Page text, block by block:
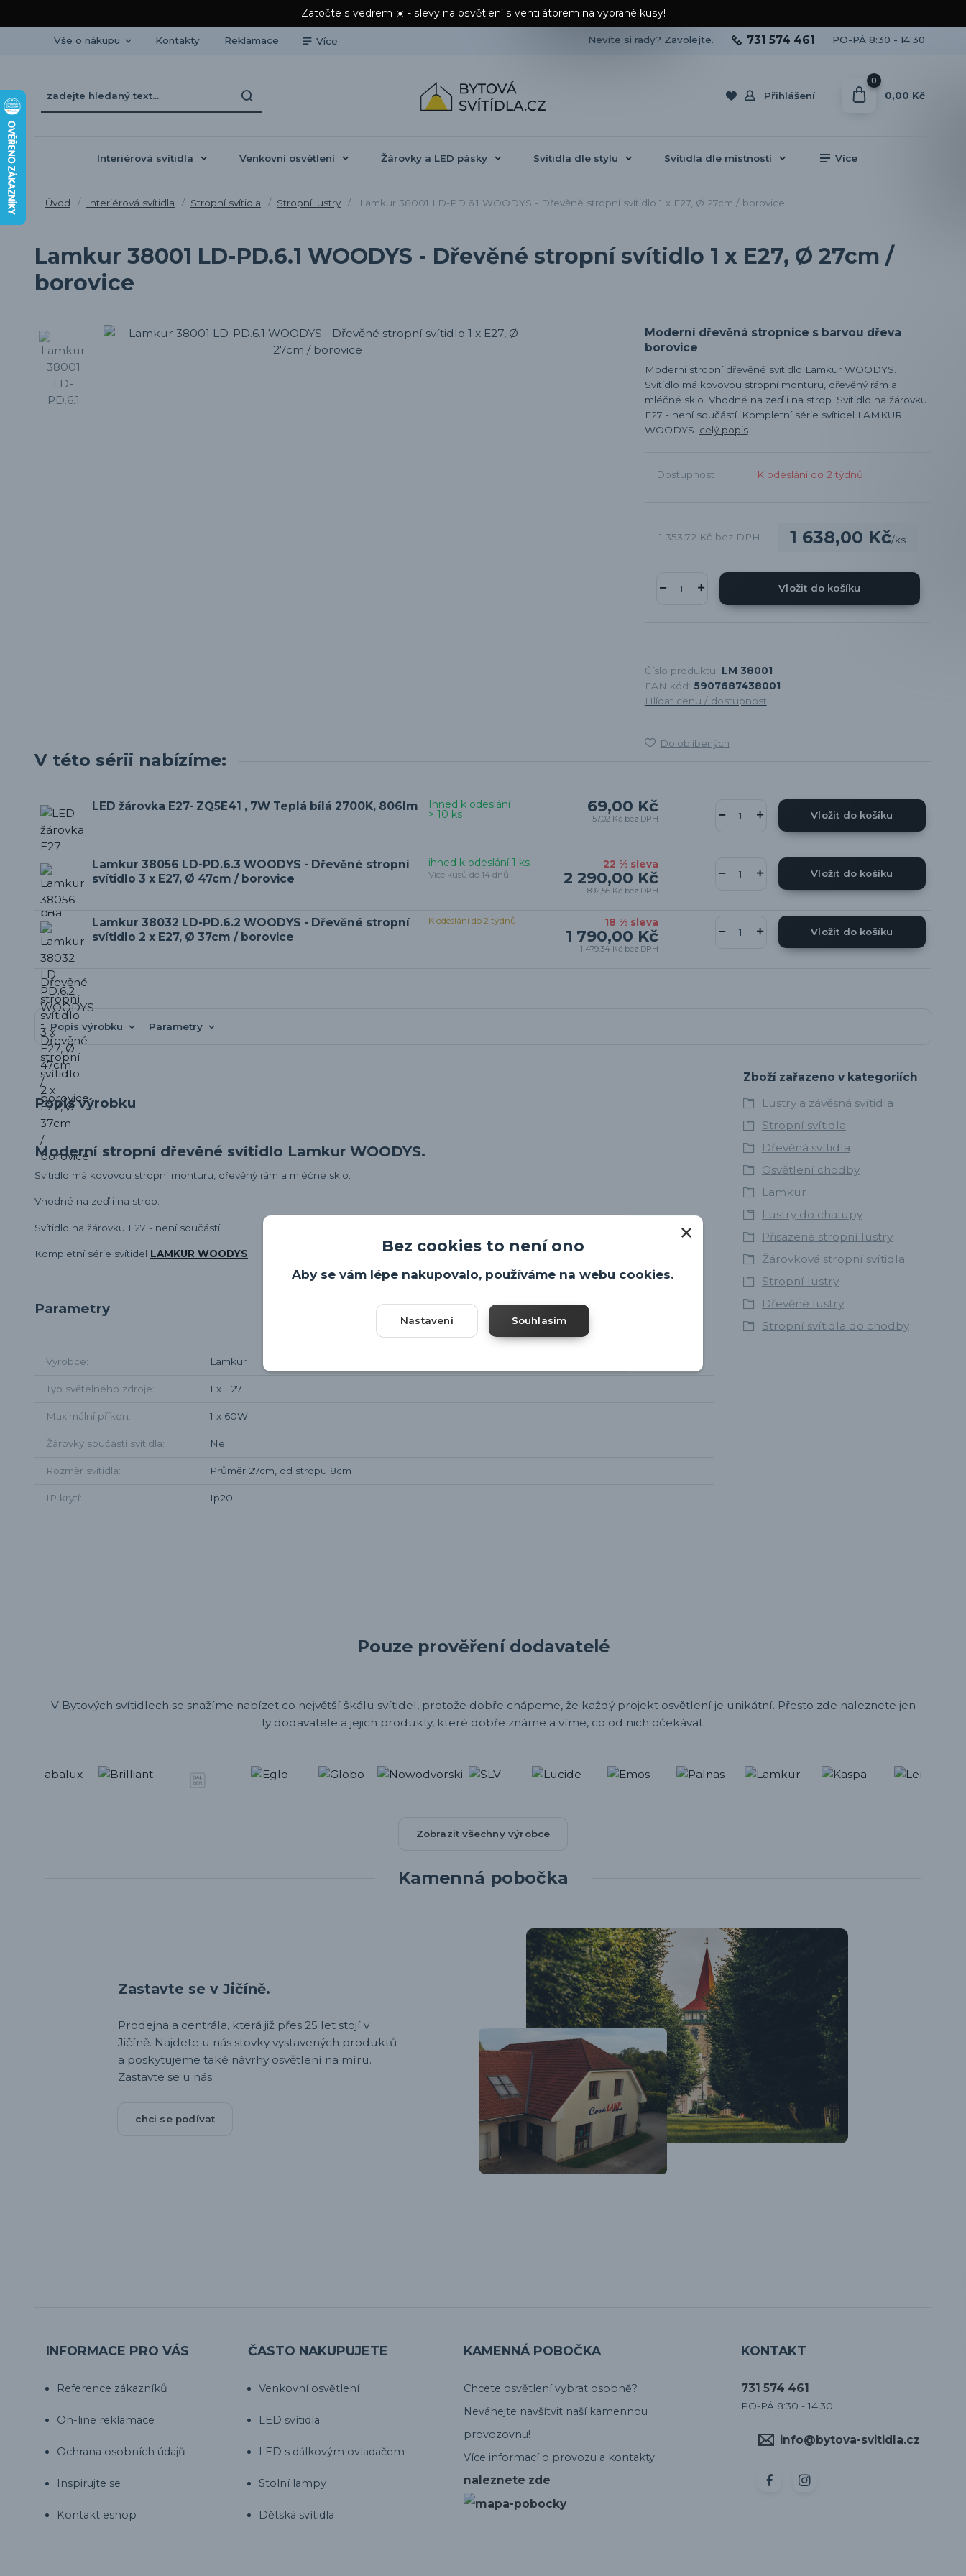
Zatočte s vedrem ☀️ - slevy na osvětlení s ventilátorem na vybrané kusy!
Vše o nákupu Kontakty Reklamace Více
Přihlášení
Nevíte si rady? Zavolejte. 731 574 461 PO-PÁ 8:30 - 14:30
0
0,00 Kč
Interiérová svítidla Venkovní osvětlení Žárovky a LED pásky Svítidla dle stylu Svítidla dle místností Více
Úvod Interiérová svítidla Stropní svítidla Stropní lustry Lamkur 38001 LD-PD.6.1 WOODYS - Dřevěné stropní svítidlo 1 x E27, Ø 27cm / borovice
Lamkur 38001 LD-PD.6.1 WOODYS - Dřevěné stropní svítidlo 1 x E27, Ø 27cm /
borovice
Moderní dřevěná stropnice s barvou dřeva
borovice
Moderní stropní dřevěné svítidlo Lamkur WOODYS.
Svítidlo má kovovou stropní monturu, dřevěný rám a
mléčné sklo. Vhodné na zeď i na strop. Svítidlo na žárovku
E27 - není součástí. Kompletní série svítidel LAMKUR
WOODYS. celý popis
Dostupnost K odeslání do 2 týdnů
1 638,00 Kč/ks
1 353,72 Kč bez DPH
Vložit do košíku
Číslo produktu: LM 38001
EAN kód: 5907687438001
Hlídat cenu / dostupnost
Do oblíbených
V této sérii nabízíme:
LED žárovka E27- ZQ5E41 , 7W Teplá bílá 2700K, 806lm 69,00 Kč
57,02 Kč bez DPH
Ihned k odeslání
> 10 ks Vložit do košíku
Lamkur 38056 LD-PD.6.3 WOODYS - Dřevěné stropní
svítidlo 3 x E27, Ø 47cm / borovice
22 % sleva
2 290,00 Kč
1 892,56 Kč bez DPH
ihned k odeslání 1 ks
Více kusů do 14 dnů Vložit do košíku
Lamkur 38032 LD-PD.6.2 WOODYS - Dřevěné stropní
svítidlo 2 x E27, Ø 37cm / borovice
18 % sleva
1 790,00 Kč
1 479,34 Kč bez DPH
K odeslání do 2 týdnů
Vložit do košíku
Popis výrobku Parametry
Popis výrobku
Moderní stropní dřevěné svítidlo Lamkur WOODYS.
Svítidlo má kovovou stropní monturu, dřevěný rám a mléčné sklo.
Vhodné na zeď i na strop.
Svítidlo na žárovku E27 - není součástí.
Kompletní série svítidel LAMKUR WOODYS.
Parametry
Výrobce Lamkur
Typ světelného zdroje 1 x E27
Maximální příkon 1 x 60W
Žárovky součástí svítidla Ne
Rozměr svítidla Průměr 27cm, od stropu 8cm
IP krytí Ip20
Zboží zařazeno v kategoriích
Lustry a závěsná svítidla
Stropní svítidla
Dřevěná svítidla
Osvětlení chodby
Lamkur
Lustry do chalupy
Přisazené stropní lustry
Žárovková stropní svítidla
Stropní lustry
Dřevěné lustry
Stropní svítidla do chodby
Pouze prověření dodavatelé
V Bytových svítidlech se snažíme nabízet co největší škálu svítidel, protože dobře chápeme, že každý projekt osvětlení je unikátní. Přesto zde naleznete jen
ty dodavatele a jejich produkty, které dobře známe a víme, co od nich očekávat.
Zobrazit všechny výrobce
Kamenná pobočka
Zastavte se v Jičíně.
Prodejna a centrála, která již přes 25 let stojí v
Jičíně. Najdete u nás stovky vystavených produktů
a poskytujeme také návrhy osvětlení na míru.
Zastavte se u nás.
chci se podívat
INFORMACE PRO VÁS
Reference zákazníků
On-line reklamace
Ochrana osobních údajů
Inspirujte se
Kontakt eshop
ČASTO NAKUPUJETE
Venkovní osvětlení
LED svítidla
LED s dálkovým ovladačem
Stolní lampy
Dětská svítidla
KAMENNÁ POBOČKA
Chcete osvětlení vybrat osobně?
Neváhejte navšítvit naší kamennou
provozovnu!
Více informací o provozu a kontakty
naleznete zde
KONTAKT
731 574 461
PO-PÁ 8:30 - 14:30
info@bytova-svitidla.cz
Bez cookies to není ono
Aby se vám lépe nakupovalo, používáme na webu cookies.
Nastavení Souhlasím